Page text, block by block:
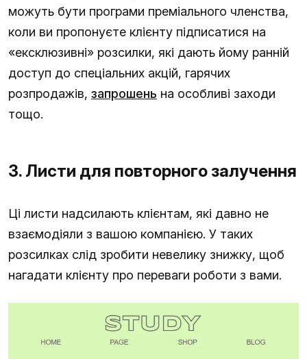
можуть бути програми преміального членства,
коли ви пропонуєте клієнту підписатися на
«ексклюзивні» розсилки, які дають йому ранній
доступ до спеціальних акцій, гарячих
розпродажів, запрошень на особливі заходи
тощо.
3. Листи для повторного залучення
Ці листи надсилають клієнтам, які давно не
взаємодіяли з вашою компанією. У таких
розсилках слід зробити невелику знижку, щоб
нагадати клієнту про переваги роботи з вами.